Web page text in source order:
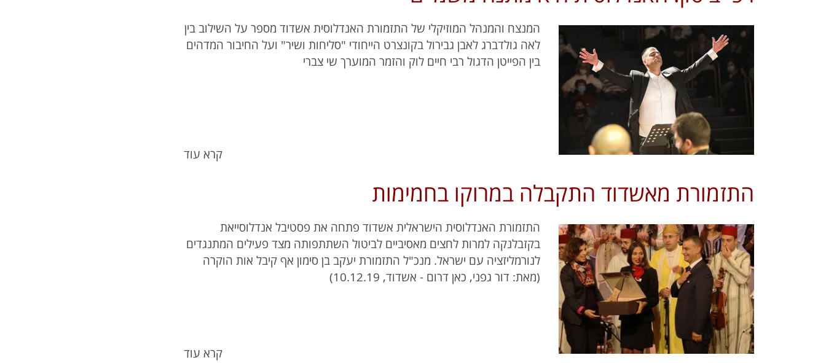
המנצח והמנהל המוזיקלי של התזמורת האנדלוסית אשדוד מספר על השילוב בין
לאה גולדברג לאבן גבירול בקונצרט הייחודי "סליחות ושיר" ועל החיבור המדהים
בין הפייטן הדגול רבי חיים לוק והזמר המוערך שי צברי
קרא עוד
התזמורת מאשדוד התקבלה במרוקו בחמימות
התזמורת האנדלוסית הישראלית אשדוד פתחה את פסטיבל אנדלוסייאת
בקזבלנקה למרות לחצים מאסיביים לביטול השתתפותה מצד פעילים המתנגדים
לנורמליזציה עם ישראל. מנכ"ל התזמורת יעקב בן סימון אף קיבל אות הוקרה
(מאת: דור גפני, כאן דרום - אשדוד, 10.12.19)
קרא עוד